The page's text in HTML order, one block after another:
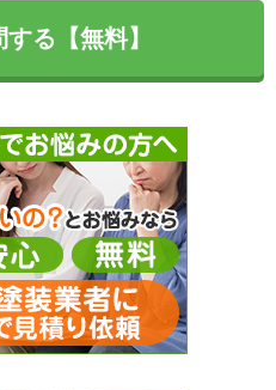
る【無料】